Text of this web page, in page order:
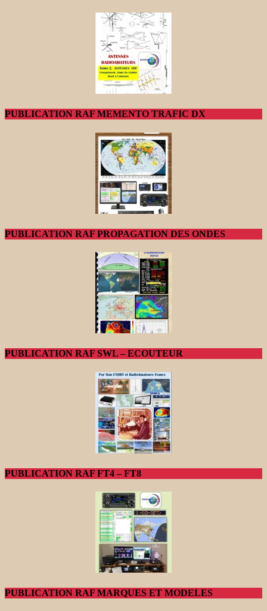
PUBLICATION RAF MEMENTO TRAFIC DX
PUBLICATION RAF PROPAGATION DES ONDES
PUBLICATION RAF SWL – ECOUTEUR
PUBLICATION RAF FT4 – FT8
PUBLICATION RAF MARQUES ET MODELES